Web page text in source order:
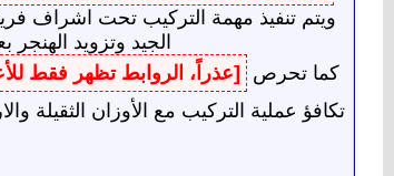
ويتم تنفيذ مهمة التركيب تحت اشراف
الجيد وتزويد
كما تحرص [عذراً، الروابط تظهر فقط
تكافؤ عملية التركيب مع الأوزان الثقيلة